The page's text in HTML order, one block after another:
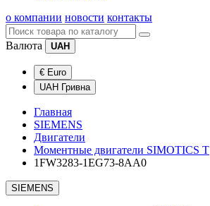
о компании новости контакты
Валюта UAH
€ Euro
UAH Гривна
Главная
SIEMENS
Двигатели
Моментные двигатели SIMOTICS T
1FW3283-1EG73-8AA0
SIEMENS